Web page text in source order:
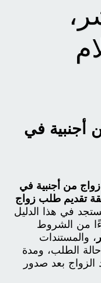
أجنبية في
من أجنبية في
تقديم طلب زواج
في هذا الدليل
من الشروط
، والمستندات
الطلب، ومدة
الزواج بعد صدور